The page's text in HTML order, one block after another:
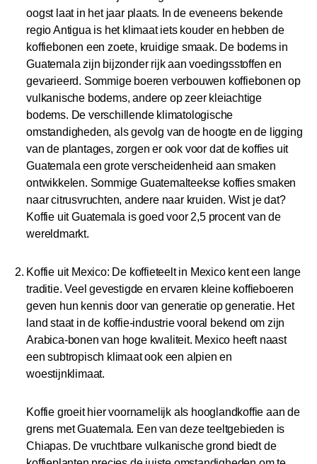
oogst laat in het jaar plaats. In de eveneens bekende
regio Antigua is het klimaat iets kouder en hebben de
koffiebonen een zoete, kruidige smaak. De bodems in
Guatemala zijn bijzonder rijk aan voedingsstoffen en
gevarieerd. Sommige boeren verbouwen koffiebonen op
vulkanische bodems, andere op zeer kleiachtige
bodems. De verschillende klimatologische
omstandigheden, als gevolg van de hoogte en de ligging
van de plantages, zorgen er ook voor dat de koffies uit
Guatemala een grote verscheidenheid aan smaken
ontwikkelen. Sommige Guatemalteekse koffies smaken
naar citrusvruchten, andere naar kruiden. Wist je dat?
Koffie uit Guatemala is goed voor 2,5 procent van de
wereldmarkt.
Koffie uit Mexico: De koffieteelt in Mexico kent een lange
traditie. Veel gevestigde en ervaren kleine koffieboeren
geven hun kennis door van generatie op generatie. Het
land staat in de koffie-industrie vooral bekend om zijn
Arabica-bonen van hoge kwaliteit. Mexico heeft naast
een subtropisch klimaat ook een alpien en
woestijnklimaat.
Koffie groeit hier voornamelijk als hooglandkoffie aan de
grens met Guatemala. Een van deze teeltgebieden is
Chiapas. De vruchtbare vulkanische grond biedt de